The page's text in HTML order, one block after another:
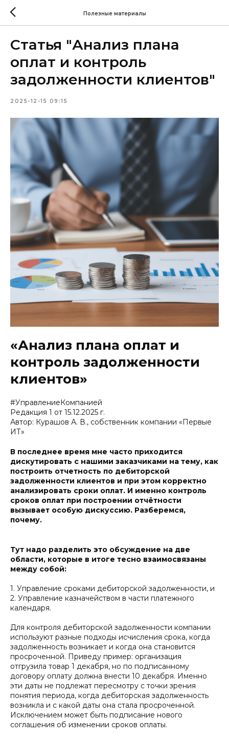
Полезные материалы
Статья "Анализ плана
оплат и контроль
задолженности клиентов"
2025-12-15 09:15
«Анализ плана оплат и
контроль задолженности
клиентов»
#УправлениеКомпанией
Редакция 1 от 15.12.2025 г.
Автор: Курашов А. В., собственник компании «Первые
ИТ»
В последнее время мне часто приходится
дискутировать с нашими заказчиками на тему, как
построить отчетность по дебиторской
задолженности клиентов и при этом корректно
анализировать сроки оплат. И именно контроль
сроков оплат при построении отчётности
вызывает особую дискуссию. Разберемся,
почему.
Тут надо разделить это обсуждение на две
области, которые в итоге тесно взаимосвязаны
между собой:
1. Управление сроками дебиторской задолженности, и
2. Управление казначейством в части платежного
календаря.
Для контроля дебиторской задолженности компании
используют разные подходы исчисления срока, когда
задолженность возникает и когда она становится
просроченной. Приведу пример: организация
отгрузила товар 1 декабря, но по подписанному
договору оплату должна внести 10 декабря. Именно
эти даты не подлежат пересмотру с точки зрения
понятия периода, когда дебиторская задолженность
возникла и с какой даты она стала просроченной.
Исключением может быть подписание нового
соглашения об изменении сроков оплаты.